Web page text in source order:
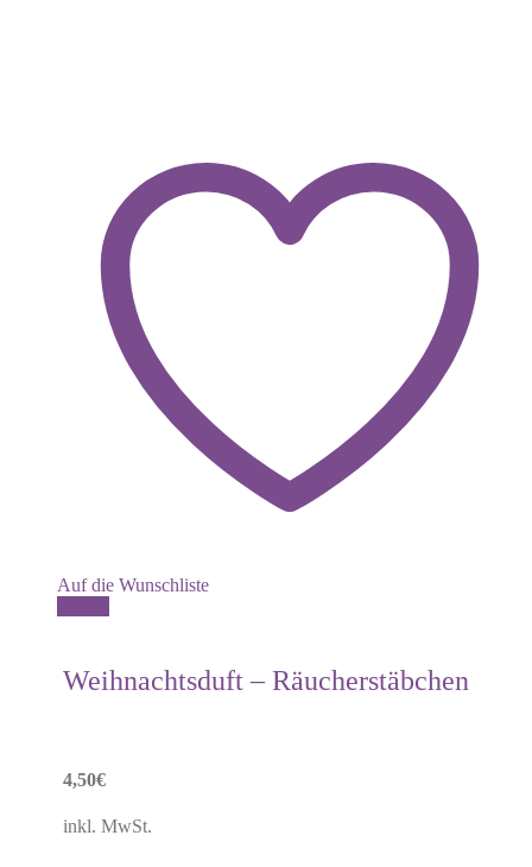
Auf die Wunschliste
Weihnachtsduft – Räucherstäbchen
4,50€
inkl. MwSt.